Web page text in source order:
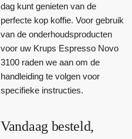
dag kunt genieten van de
perfecte kop koffie. Voor gebruik
van de onderhoudsproducten
voor uw Krups Espresso Novo
3100 raden we aan om de
handleiding te volgen voor
specifieke instructies.
Vandaag besteld,